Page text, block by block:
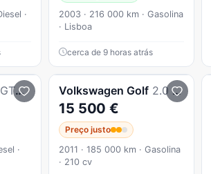
·
2003 · 216 000 km · Gasolina
· Lisboa
cerca de 9 horas atrás
GTD BlueMotion
·
Volkswagen Golf 2.0 GTI DSG
15 500 €
Preço justo
2011 · 185 000 km · Gasolina
· 210 cv